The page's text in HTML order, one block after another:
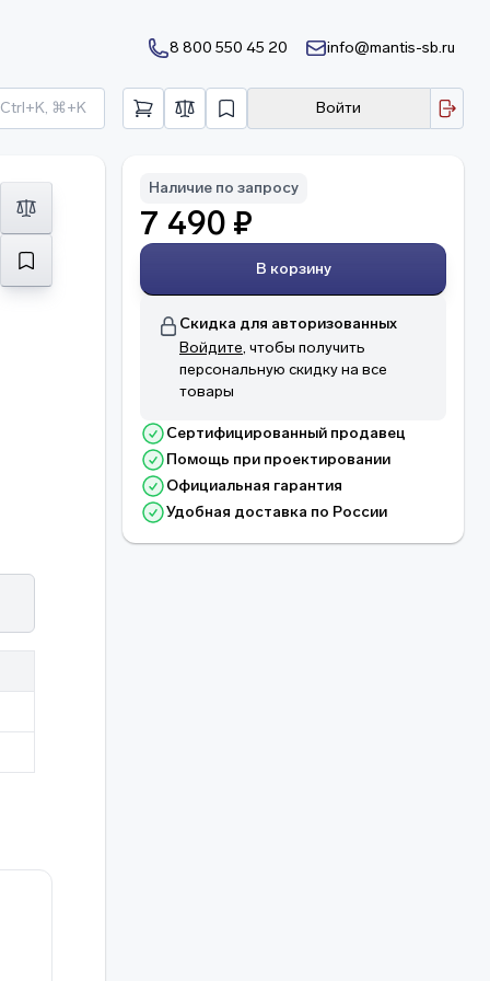
8 800 550 45 20 info@mantis-sb.ru
Ctrl+K, ⌘+K Войти
Наличие по запросу
7 490 ₽
В корзину
Скидка для авторизованных
Войдите, чтобы получить
персональную скидку на все
товары
Сертифицированный продавец
Помощь при проектировании
Официальная гарантия
Удобная доставка по России